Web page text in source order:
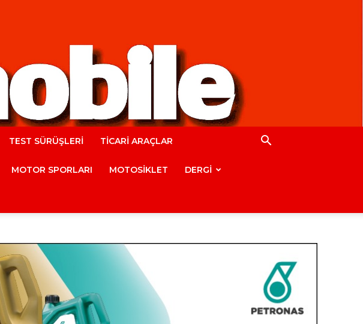
TEST SÜRÜŞLERİ TİCARİ ARAÇLAR
MOTOR SPORLARI MOTOSİKLET DERGİ